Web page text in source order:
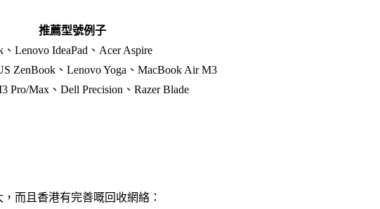
推薦型號例子
Lenovo IdeaPad、Acer Aspire
ZenBook、Lenovo Yoga、MacBook Air M3
Pro/Max、Dell Precision、Razer Blade
而且香港有完善嘅回收網絡：